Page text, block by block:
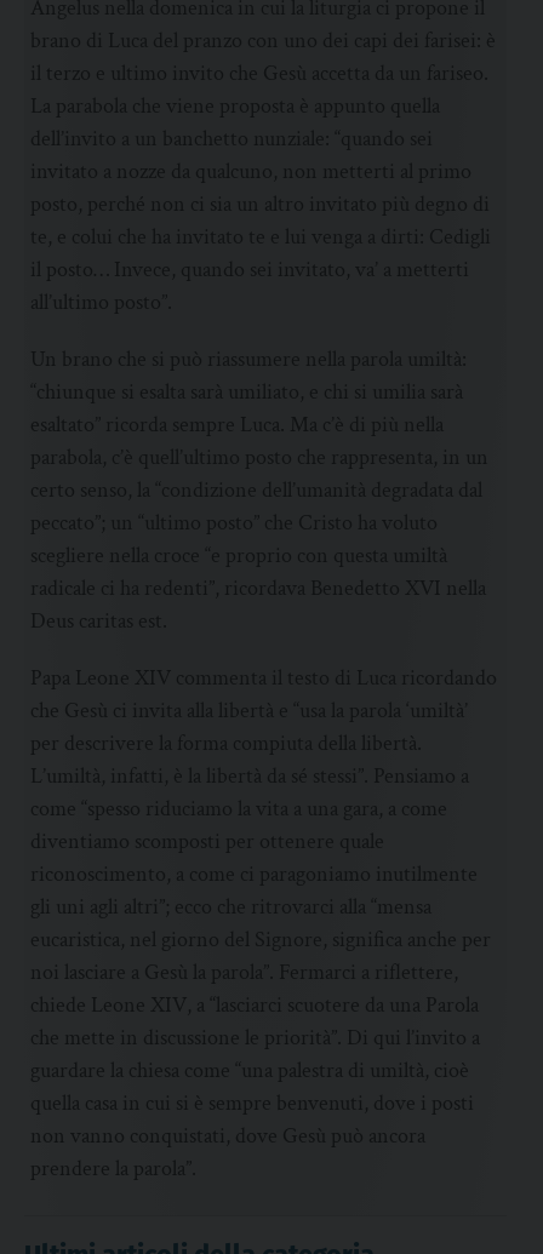
esaltato” ricorda sempre Luca. Ma c’è di più nella
parabola, c’è quell’ultimo posto che rappresenta, in un
certo senso, la “condizione dell’umanità degradata dal
peccato”; un “ultimo posto” che Cristo ha voluto
scegliere nella croce “e proprio con questa umiltà
radicale ci ha redenti”, ricordava Benedetto XVI nella
Deus caritas est.
Papa Leone XIV commenta il testo di Luca ricordando
che Gesù ci invita alla libertà e “usa la parola ‘umiltà’
per descrivere la forma compiuta della libertà.
L’umiltà, infatti, è la libertà da sé stessi”. Pensiamo a
come “spesso riduciamo la vita a una gara, a come
diventiamo scomposti per ottenere quale
riconoscimento, a come ci paragoniamo inutilmente
gli uni agli altri”; ecco che ritrovarci alla “mensa
eucaristica, nel giorno del Signore, significa anche per
noi lasciare a Gesù la parola”. Fermarci a riflettere,
chiede Leone XIV, a “lasciarci scuotere da una Parola
che mette in discussione le priorità”. Di qui l’invito a
guardare la chiesa come “una palestra di umiltà, cioè
quella casa in cui si è sempre benvenuti, dove i posti
non vanno conquistati, dove Gesù può ancora
prendere la parola”.